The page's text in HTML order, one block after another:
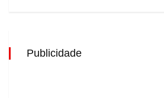
Publicidade